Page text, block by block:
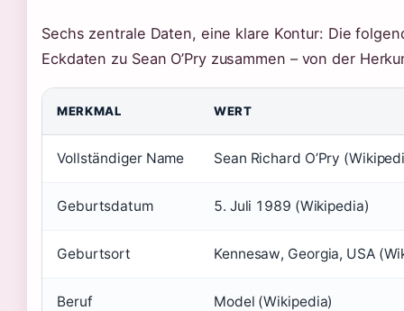
Sechs zentrale Daten, eine klare Kontur: Die
Eckdaten zu Sean O’Pry zusammen – von der
MERKMAL WERT
Vollständiger Name Sean Richard O’Pry
Geburtsdatum 5. Juli 1989 (Wikipedia)
Geburtsort Kennesaw, Georgia, USA
Beruf Model (Wikipedia)